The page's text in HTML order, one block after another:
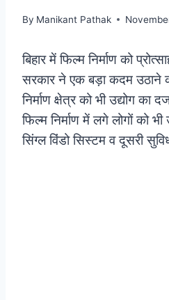
By Manikant Pathak
बिहार में फिल्म निर्माण को
सरकार ने एक बड़ा कदम उठाने
निर्माण क्षेत्र को भी उद्योग का
फिल्म निर्माण में लगे लोगों को भी
सिंग्ल विंडो सिस्टम व दूसरी